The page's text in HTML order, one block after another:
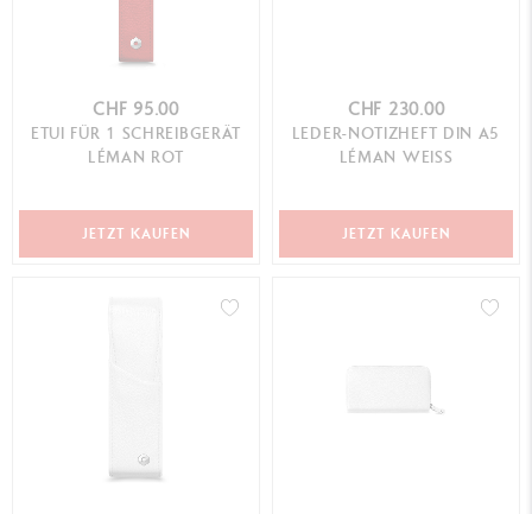
CHF 95.00
ETUI FÜR 1 SCHREIBGERÄT
LÉMAN ROT
JETZT KAUFEN
CHF 230.00
LEDER-NOTIZHEFT DIN A5
LÉMAN WEISS
JETZT KAUFEN